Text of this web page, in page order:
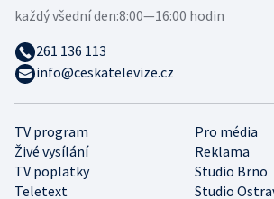
TV program
Pro média
Živé vysílání
Reklama
TV poplatky
Studio Brno
Teletext
Studio
každý všední den:8:00—16:00 hodin
261 136 113
info@ceskatelevize.cz